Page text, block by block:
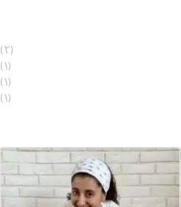
(2)
(1)
(1)
(1)